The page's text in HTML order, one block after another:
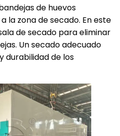
de huevos
la zona de secado. En este
de secado para eliminar
Un secado adecuado
durabilidad de los